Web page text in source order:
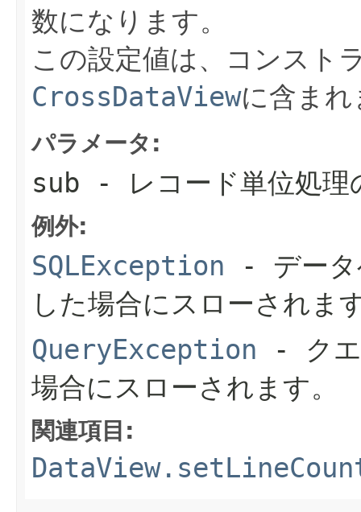
数になります。
この設定値は、コンスト
CrossDataViewに含まれ
パラメータ:
sub - レコード単位処理
例外:
SQLException - データ
した場合にスローされま
QueryException - クエ
場合にスローされます。
関連項目: